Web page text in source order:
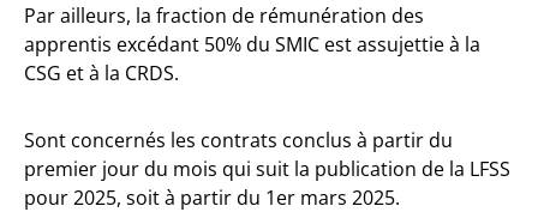
Par ailleurs, la fraction de rémunération des
apprentis excédant 50% du SMIC est assujettie à la
CSG et à la CRDS.
Sont concernés les contrats conclus à partir du
premier jour du mois qui suit la publication de la LFSS
pour 2025, soit à partir du 1er mars 2025.